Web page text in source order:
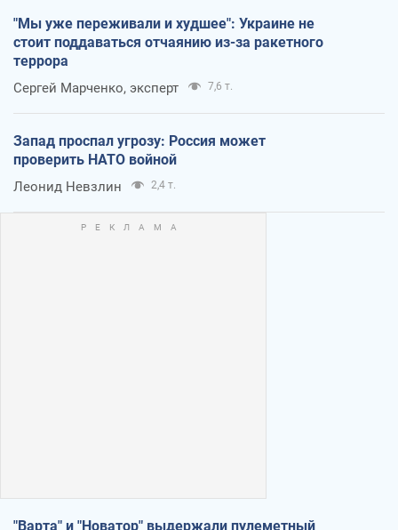
"Мы уже переживали и худшее": Украине не
стоит поддаваться отчаянию из-за ракетного
террора
Сергей Марченко, эксперт 7,6 т.
Запад проспал угрозу: Россия может
проверить НАТО войной
Леонид Невзлин 2,4 т.
"Варта" и "Новатор" выдержали пулеметный